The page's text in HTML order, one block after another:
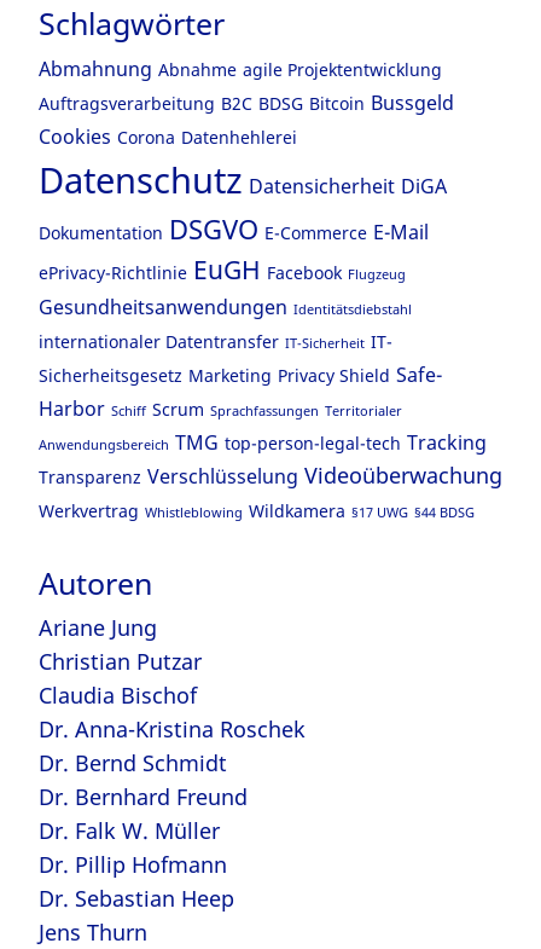
Schlagwörter
Abmahnung Abnahme agile Projektentwicklung
Auftragsverarbeitung B2C BDSG Bitcoin Bussgeld
Cookies Corona Datenhehlerei
Datenschutz Datensicherheit DiGA
Dokumentation DSGVO E-Commerce E-Mail
ePrivacy-Richtlinie EuGH Facebook Flugzeug
Gesundheitsanwendungen Identitätsdiebstahl
internationaler Datentransfer IT-Sicherheit IT-
Sicherheitsgesetz Marketing Privacy Shield Safe-
Harbor Schiff Scrum Sprachfassungen Territorialer
Anwendungsbereich TMG top-person-legal-tech Tracking
Transparenz Verschlüsselung Videoüberwachung
Werkvertrag Whistleblowing Wildkamera §17 UWG §44 BDSG
Autoren
Ariane Jung
Christian Putzar
Claudia Bischof
Dr. Anna-Kristina Roschek
Dr. Bernd Schmidt
Dr. Bernhard Freund
Dr. Falk W. Müller
Dr. Pillip Hofmann
Dr. Sebastian Heep
Jens Thurn